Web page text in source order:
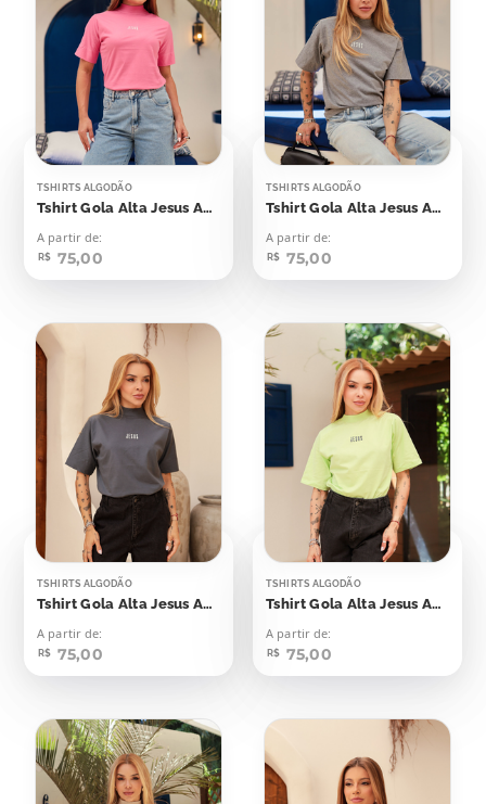
TSHIRTS ALGODÃO
Tshirt Gola Alta Jesus Aplicação
A partir de:
R$ 75,00
TSHIRTS ALGODÃO
Tshirt Gola Alta Jesus Aplicação
A partir de:
R$ 75,00
TSHIRTS ALGODÃO
Tshirt Gola Alta Jesus Aplicação
A partir de:
R$ 75,00
TSHIRTS ALGODÃO
Tshirt Gola Alta Jesus Aplicação
A partir de:
R$ 75,00